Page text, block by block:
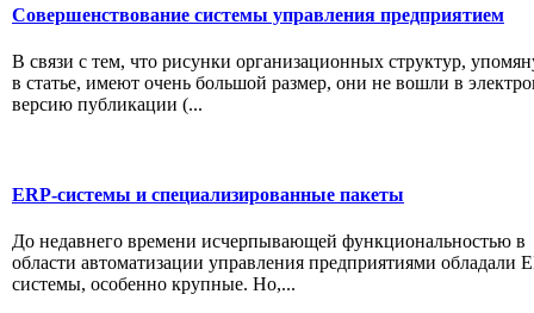
Совершенствование системы управления предприятием
В связи с тем, что рисунки организационных структур,
в статье, имеют очень большой размер, они не вошли в
версию публикации (...
ERP-системы и специализированные пакеты
До недавнего времени исчерпывающей функциональностью в
области автоматизации управления предприятиями обладали
системы, особенно крупные. Но,...